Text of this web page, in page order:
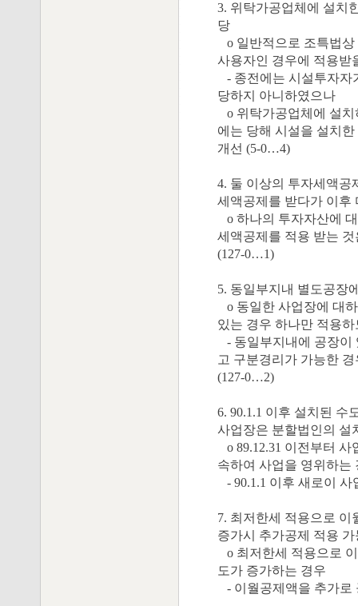
3. 위탁가공업체에 설치
당
o 일반적으로 조특법상
사용자인 경우에 적용받
- 종전에는 시설투자자
당하지 아니하였으나
o 위탁가공업체에 설치
에는 당해 시설을 설치
개선 (5-0…4)
4. 둘 이상의 투자세액공
세액공제를 받다가 이후
o 하나의 투자자산에
세액공제를 적용 받는
(127-0…1)
5. 동일부지내 별도공장
o 동일한 사업장에 대
있는 경우 하나만 적용
- 동일부지내에 공장이
고 구분경리가 가능한
(127-0…2)
6. 90.1.1 이후 설치된 수
사업장은 분할법인의 설
o 89.12.31 이전부터
속하여 사업을 영위하는
- 90.1.1 이후 새로이
7. 최저한세 적용으로
증가시 추가공제 적용 가
o 최저한세 적용으로
도가 증가하는 경우
- 이월공제액을 추가로